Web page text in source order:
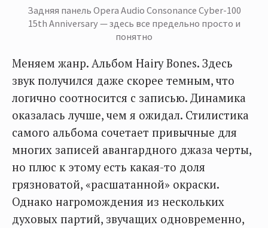
Задняя панель Opera Audio Consonance Cyber-100
15th Anniversary — здесь все предельно просто и
понятно
Меняем жанр. Альбом Hairy Bones. Здесь
звук получился даже скорее темным, что
логично соотносится с записью. Динамика
оказалась лучше, чем я ожидал. Стилистика
самого альбома сочетает привычные для
многих записей авангардного джаза черты,
но плюс к этому есть какая-то доля
грязноватой, «расшатанной» окраски.
Однако нагромождения из нескольких
духовых партий, звучащих одновременно,